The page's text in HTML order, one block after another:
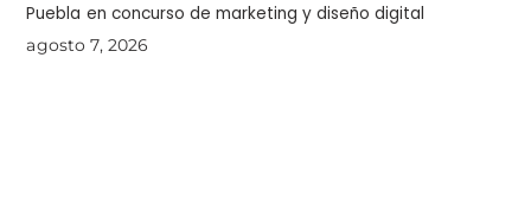
Puebla en concurso de marketing y diseño digital
agosto 7, 2026